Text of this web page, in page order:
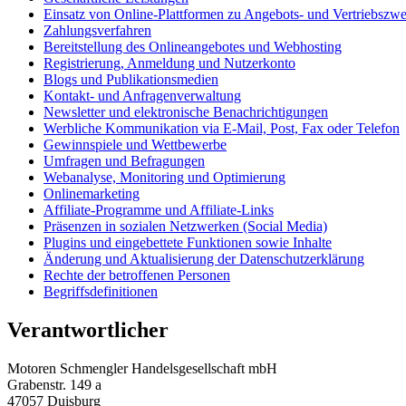
Einsatz von Online-Plattformen zu Angebots- und
Zahlungsverfahren
Bereitstellung des Onlineangebotes und Webhosting
Registrierung, Anmeldung und Nutzerkonto
Blogs und Publikationsmedien
Kontakt- und Anfragenverwaltung
Newsletter und elektronische Benachrichtigungen
Werbliche Kommunikation via E-Mail, Post, Fax oder Telefon
Gewinnspiele und Wettbewerbe
Umfragen und Befragungen
Webanalyse, Monitoring und Optimierung
Onlinemarketing
Affiliate-Programme und Affiliate-Links
Präsenzen in sozialen Netzwerken (Social Media)
Plugins und eingebettete Funktionen sowie Inhalte
Änderung und Aktualisierung der Datenschutzerklärung
Rechte der betroffenen Personen
Begriffsdefinitionen
Verantwortlicher
Motoren Schmengler Handelsgesellschaft mbH
Grabenstr. 149 a
47057 Duisburg